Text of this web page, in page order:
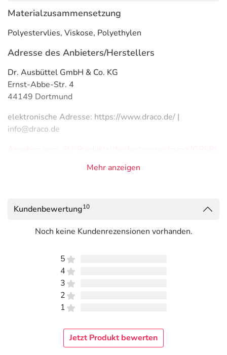
Materialzusammensetzung
Polyestervlies, Viskose, Polyethylen
Adresse des Anbieters/Herstellers
Dr. Ausbüttel GmbH & Co. KG
Ernst-Abbe-Str. 4
44149 Dortmund
elektronische Adresse: https://www.draco.de/ |
info@draco.de
PDF des Beipackzettelskönnen Sie sich oben
Mehr anzeigen
Kundenbewertung10
Noch keine Kundenrezensionen vorhanden.
5
4
3
2
1
Jetzt Produkt bewerten